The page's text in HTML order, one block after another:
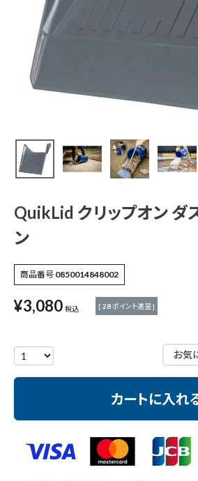
QuikLid クリップオン
ダストパン 5ガロン
電動工具
エアー工具・機械工具
先端工具
作業工具・大工道具
測定工具・筆記具
収納・腰袋・ワーク用品
金物・現場資材
コンテンツ
QuikLid クリップオン ダ
ン
商品番号 0850014848002
¥3,080 税込 [ 28ポイント進呈 ]
お気
カートに入れ